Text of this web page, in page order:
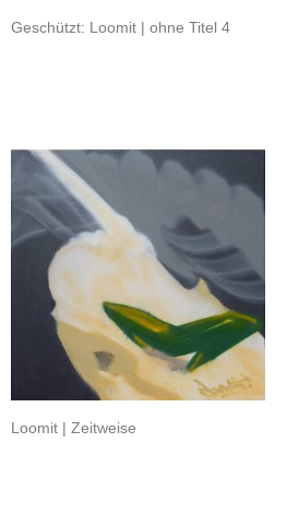
Geschützt: Loomit | ohne Titel 4
Loomit | Zeitweise